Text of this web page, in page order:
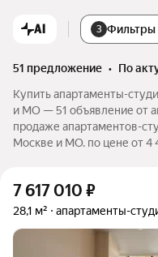
AI 3 Фильтры
51 предложение •
по
Купить апартаменты-
и МО — 51 объявление от
продаже апартаментов-
Москве и МО. по цене от
7 617 010 ₽
28,1 м² апартаменты-